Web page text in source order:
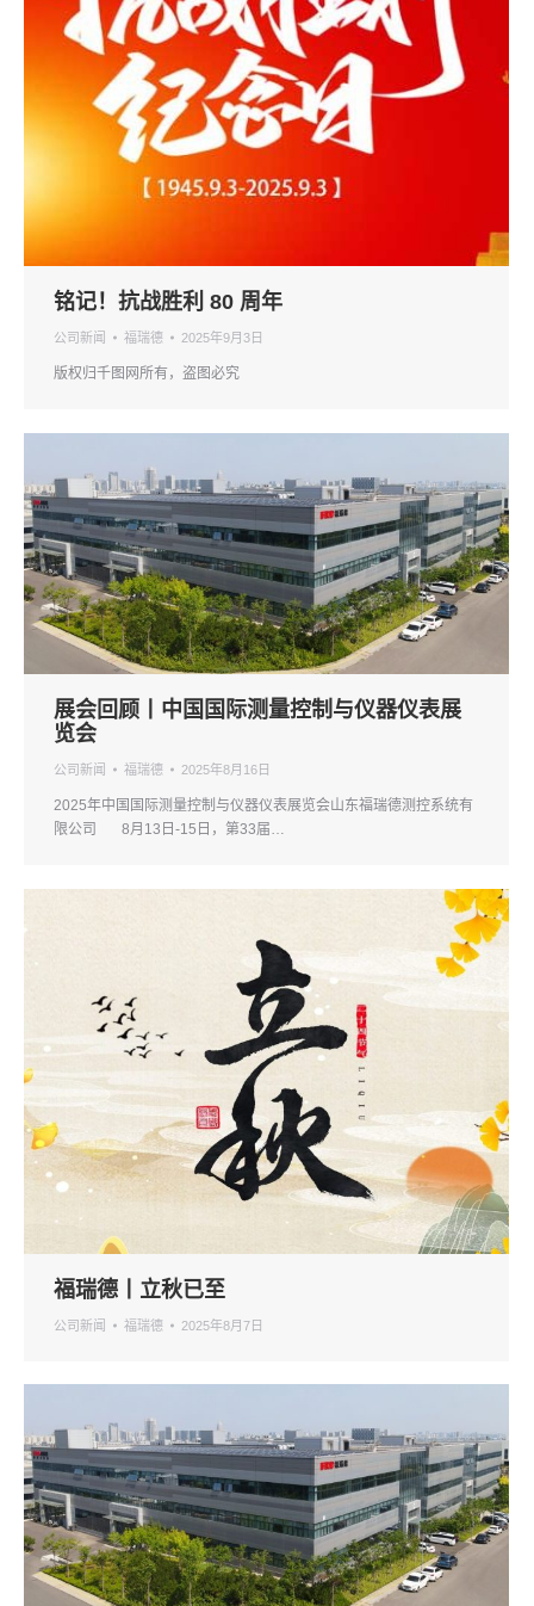
铭记！抗战胜利 80 周年
公司新闻 福瑞德 2025年9月3日
版权归千图网所有，盗图必究
展会回顾丨中国国际测量控制与仪器仪表展
览会
公司新闻 福瑞德 2025年8月16日
2025年中国国际测量控制与仪器仪表展览会山东福瑞德测控系统有
限公司 8月13日-15日，第33届…
福瑞德丨立秋已至
公司新闻 福瑞德 2025年8月7日